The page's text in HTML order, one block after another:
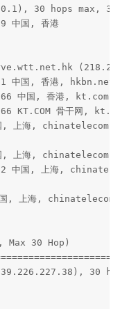
30 hops max, 32
中国, 香港
中国, 香港, hkbn.net
中国, 香港, kt.com
KT.COM 骨干网,
上海,
上海,
中国, 上海,
, 上海,
Max 30 Hop)
30